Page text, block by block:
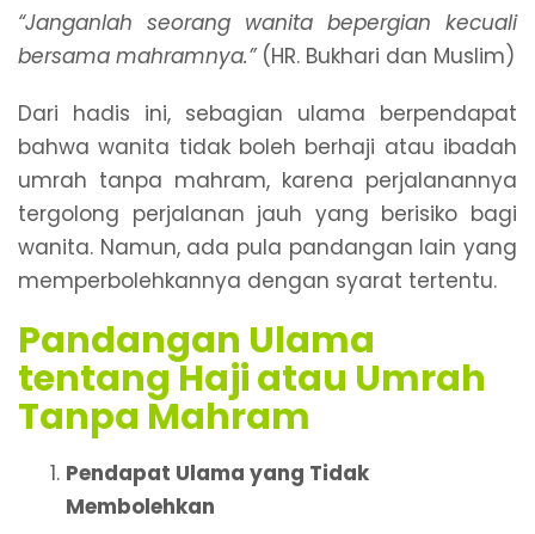
“Janganlah seorang wanita bepergian kecuali
bersama mahramnya.”(HR. Bukhari dan Muslim)
Dari hadis ini, sebagian ulama berpendapat
bahwa wanita tidak boleh berhaji atau ibadah
umrah tanpa mahram, karena perjalanannya
tergolong perjalanan jauh yang berisiko bagi
wanita. Namun, ada pula pandangan lain yang
memperbolehkannya dengan syarat tertentu.
Pandangan Ulama
tentang Haji atau Umrah
Tanpa Mahram
Pendapat Ulama yang Tidak
Membolehkan